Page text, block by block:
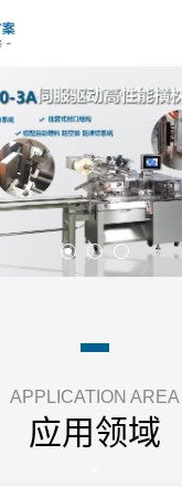
APPLICATION AREA
应用领域